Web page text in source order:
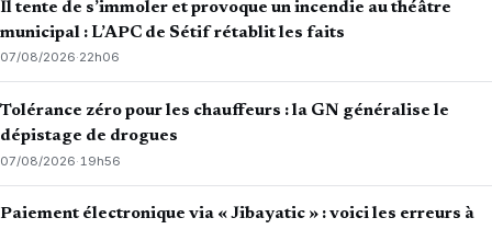
Il tente de s’immoler et provoque un incendie au théâtre
municipal : L’APC de Sétif rétablit les faits
07/08/2026·22h06
Tolérance zéro pour les chauffeurs : la GN généralise le
dépistage de drogues
07/08/2026·19h56
Paiement électronique via « Jibayatic » : voici les erreurs à